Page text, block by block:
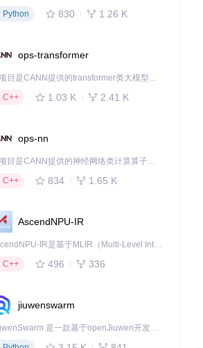
Python
830 1.26 K
ops-transformer
本项目是CANN提供的transformer类大模型算子库，实现网络在NPU上加速计算。
C++
1.03 K 2.41 K
ops-nn
本项目是CANN提供的神经网络类计算算子库，实现网络在NPU上加速计算。
C++
834 1.65 K
AscendNPU-IR
AscendNPU-IR是基于MLIR（Multi-Level Intermediate Representation）构建的，面向昇腾亲和算子编译时使用的中间表示，提供昇腾完备表达能力，通过编译优化提升昇腾AI处理器计算效率，支持通过生态框架使能昇腾AI处理器与深度调优
C++
496 336
jiuwenswarm
JiuwenSwarm 是一款基于openJiuwen开发的智能AI Agent，它能够将大语言模型的强大能力，通过你日常使用的各类通讯应用，直接延伸至你的指尖。